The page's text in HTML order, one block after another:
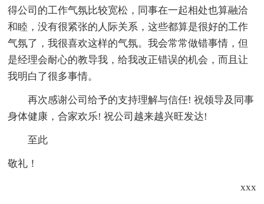
得公司的工作气氛比较宽松，同事在一起相处也算融洽
和睦，没有很紧张的人际关系，这些都算是很好的工作
气氛了，我很喜欢这样的气氛。我会常常做错事情，但
是经理会耐心的教导我，给我改正错误的机会，而且让
我明白了很多事情。
再次感谢公司给予的支持理解与信任! 祝领导及同事
身体健康，合家欢乐! 祝公司越来越兴旺发达!
至此
敬礼！
xxx